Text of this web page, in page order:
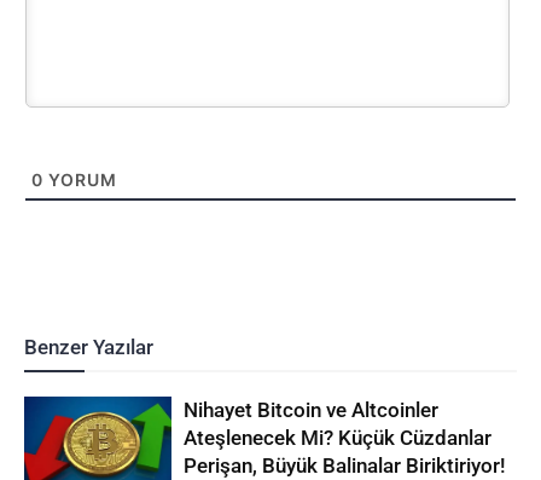
0 YORUM
Benzer Yazılar
Nihayet Bitcoin ve Altcoinler
Ateşlenecek Mi? Küçük Cüzdanlar
Perişan, Büyük Balinalar Biriktiriyor!